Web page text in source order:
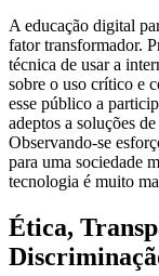
A educação digital
fator transformador.
técnica de usar a
sobre o uso crítico e
esse público a
adeptos a soluções
Observando-se
para uma sociedade
tecnologia é muito
Ética,